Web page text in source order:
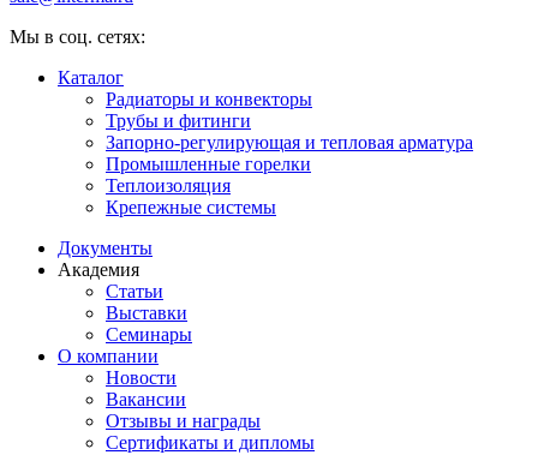
Мы в соц. сетях:
Каталог
Радиаторы и конвекторы
Трубы и фитинги
Запорно-регулирующая и тепловая арматура
Промышленные горелки
Теплоизоляция
Крепежные системы
Документы
Академия
Статьи
Выставки
Семинары
О компании
Новости
Вакансии
Отзывы и награды
Сертификаты и дипломы